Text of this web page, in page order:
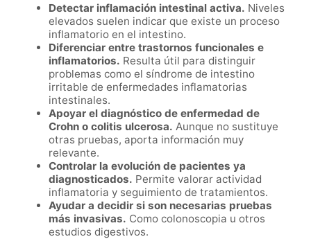
Detectar inflamación intestinal activa. Niveles
elevados suelen indicar que existe un proceso
inflamatorio en el intestino.
Diferenciar entre trastornos funcionales e
inflamatorios. Resulta útil para distinguir
problemas como el síndrome de intestino
irritable de enfermedades inflamatorias
intestinales.
Apoyar el diagnóstico de enfermedad de
Crohn o colitis ulcerosa. Aunque no sustituye
otras pruebas, aporta información muy
relevante.
Controlar la evolución de pacientes ya
diagnosticados. Permite valorar actividad
inflamatoria y seguimiento de tratamientos.
Ayudar a decidir si son necesarias pruebas
más invasivas. Como colonoscopia u otros
estudios digestivos.